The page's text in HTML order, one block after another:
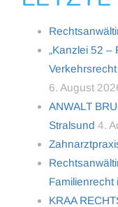
„Kanzlei 52 –
6. August
ANWALT
Stralsund 4.
Familienrecht
KRAA